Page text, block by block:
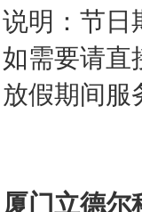
说明：节日
如需要请直
放假期间服
厦门立德尔